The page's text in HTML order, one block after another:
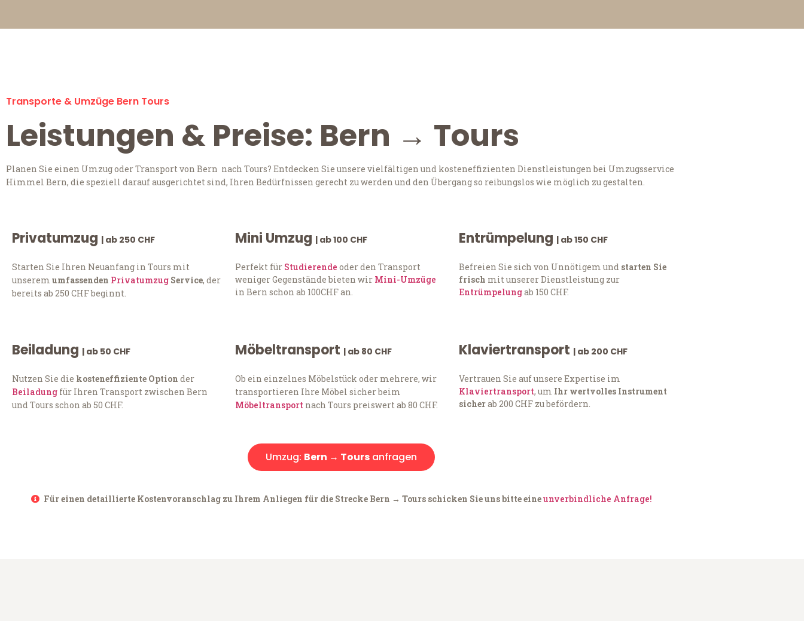
Transporte & Umzüge Bern Tours
Leistungen & Preise: Bern → Tours
Planen Sie einen Umzug oder Transport von Bern nach Tours? Entdecken Sie unsere vielfältigen und kosteneffizienten Dienstleistungen bei Umzugsservice
Himmel Bern, die speziell darauf ausgerichtet sind, Ihren Bedürfnissen gerecht zu werden und den Übergang so reibungslos wie möglich zu gestalten.
Privatumzug | ab 250 CHF
Starten Sie Ihren Neuanfang in Tours mit
unserem umfassenden Privatumzug Service, der
bereits ab 250 CHF beginnt.
Mini Umzug | ab 100 CHF
Perfekt für Studierende oder den Transport
weniger Gegenstände bieten wir Mini-Umzüge
in Bern schon ab 100CHF an.
Entrümpelung | ab 150 CHF
Befreien Sie sich von Unnötigem und starten Sie
frisch mit unserer Dienstleistung zur
Entrümpelungab 150 CHF.
Beiladung | ab 50 CHF
Nutzen Sie die kosteneffiziente Option der
Beiladung für Ihren Transport zwischen Bern
und Tours schon ab 50 CHF.
Möbeltransport | ab 80 CHF
Ob ein einzelnes Möbelstück oder mehrere, wir
transportieren Ihre Möbel sicher beim
Möbeltransport nach Tours preiswert ab 80 CHF.
Klaviertransport | ab 200 CHF
Vertrauen Sie auf unsere Expertise im
Klaviertransport, um Ihr wertvolles Instrument
sicherab 200 CHF zu befördern.
Umzug: Bern → Toursanfragen
Für einen detaillierte Kostenvoranschlag zu Ihrem Anliegen für die Strecke Bern → Tours schicken Sie uns bitte eineunverbindliche Anfrage!